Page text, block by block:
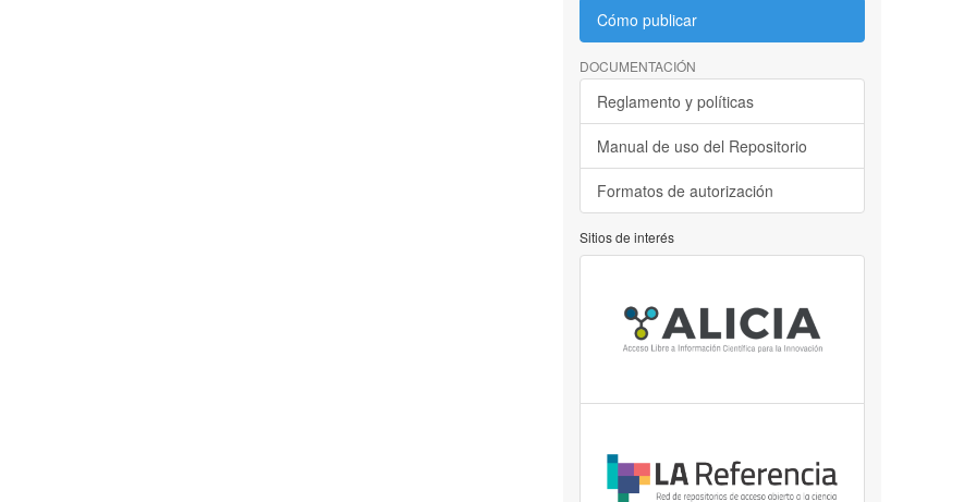
Cómo publicar
DOCUMENTACIÓN
Reglamento y políticas
Manual de uso del Repositorio
Formatos de autorización
Sitios de interés